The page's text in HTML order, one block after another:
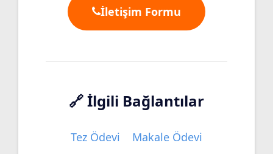
İletişim Formu
🔗 İlgili Bağlantılar
Tez Ödevi
Makale Ödevi